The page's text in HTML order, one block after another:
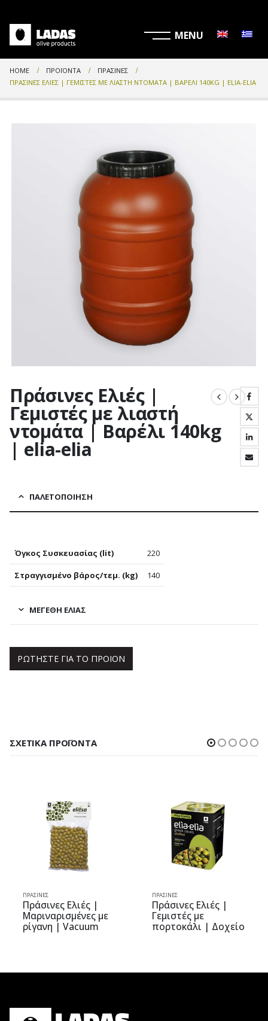
HOME ΠΡΟΪΌΝΤΑ
ΠΡΆΣΙΝΕΣ
ΠΡΆΣΙΝΕΣ ΕΛΙΈΣ | ΓΕΜΙΣΤΈΣ ΜΕ ΛΙΑΣΤΉ ΝΤΟΜΆΤΑ | ΒΑΡΈΛΙ 140KG | ELIA-ELIA
Πράσινες Ελιές |
Γεμιστές με λιαστή
ντομάτα | Βαρέλι 140kg
| elia-elia
ΠΑΛΕΤΟΠΟΊΗΣΗ
Όγκος Συσκευασίας (lit) 220
Στραγγισμένο βάρος/τεμ. (kg) 140
ΜΕΓΈΘΗ ΕΛΙΆΣ
ΡΩΤΗΣΤΕ ΓΙΑ ΤΟ ΠΡΟΙΟΝ
ΣΧΕΤΙΚΆ ΠΡΟΪΌΝΤΑ
ΠΡΆΣΙΝΕΣ
Πράσινες Ελιές |
Μαριναρισμένες με
ρίγανη | Vacuum
ΠΡΆΣΙΝΕΣ
Πράσινες Ελιές |
Γεμιστές με
πορτοκάλι | Δοχείο